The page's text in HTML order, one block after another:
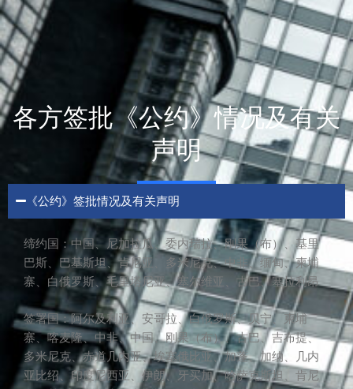
各方签批《公约》情况及有关
声明
《公约》签批情况及有关声明
缔约国：中国、尼加拉瓜、委内瑞拉、刚果（布）、基里
巴斯、巴基斯坦、肯尼亚、多米尼克、中非、缅甸、柬埔
寨、白俄罗斯、毛里塔尼亚、塞尔维亚、古巴、塞拉利昂
签署国：阿尔及利亚、安哥拉、白俄罗斯、贝宁、柬埔
寨、喀麦隆、中非、中国、刚果（布）、古巴、吉布提、
多米尼克、赤道几内亚、埃塞俄比亚、加蓬、加纳、几内
亚比绍、印度尼西亚、伊朗、牙买加、哈萨克斯坦、肯尼